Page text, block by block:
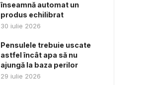
înseamnă automat un
produs echilibrat
30 iulie 2026
Pensulele trebuie uscate
astfel încât apa să nu
ajungă la baza perilor
29 iulie 2026